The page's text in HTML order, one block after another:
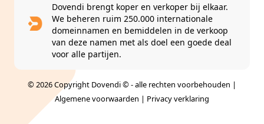
Dovendi brengt koper en verkoper bij elkaar.
We beheren ruim 250.000 internationale
domeinnamen en bemiddelen in de verkoop
van deze namen met als doel een goede deal
voor alle partijen.
© 2026 Copyright Dovendi © - alle rechten voorbehouden |
Algemene voorwaarden | Privacy verklaring